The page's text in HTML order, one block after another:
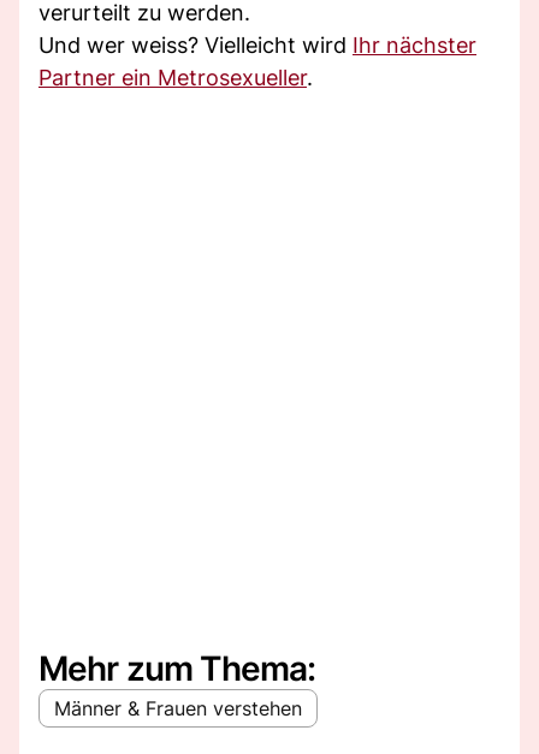
verurteilt zu werden.
Und wer weiss? Vielleicht wird Ihr nächster
Partner ein Metrosexueller.
Mehr zum Thema:
Männer & Frauen verstehen